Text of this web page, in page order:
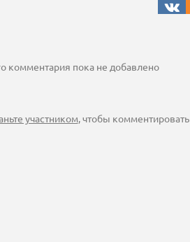
комментария пока не добавлено
участником, чтобы комментировать